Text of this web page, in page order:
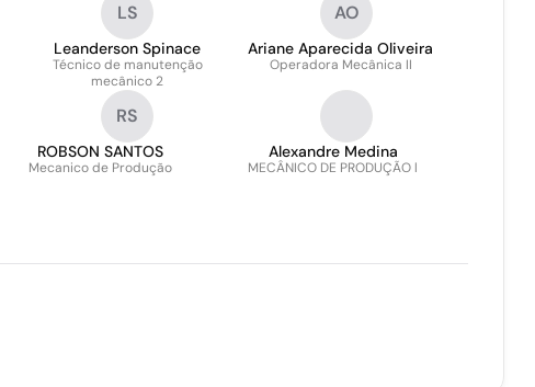
LS
Leanderson Spinace
Técnico de manutenção
mecânico 2
AO
Ariane Aparecida Oliveira
Operadora Mecânica II
RS
ROBSON SANTOS
Mecanico de Produção
Alexandre Medina
MECÂNICO DE PRODUÇÃO l